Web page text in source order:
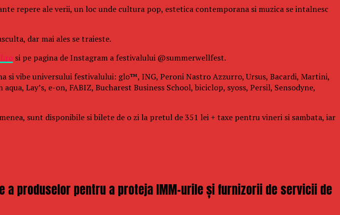
repere ale verii, un loc unde cultura pop, estetica contemporana si muzica se intalnesc
dar mai ales se traieste.
si pe pagina de Instagram a festivalului @summerwellfest.
si vibe universului festivalului: glo™, ING, Peroni Nastro Azzurro, Ursus, Bacardi, Martini,
Lay’s, e-on, FABIZ, Bucharest Business School, biciclop, syoss, Persil, Sensodyne,
sunt disponibile si bilete de o zi la pretul de 351 lei + taxe pentru vineri si sambata, iar
produselor pentru a proteja IMM-urile și furnizorii de servicii de